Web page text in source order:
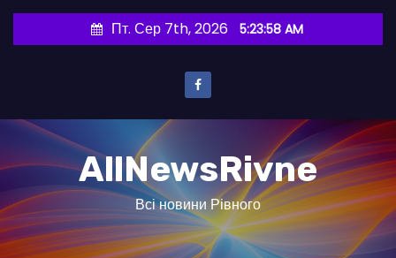
и
о
в
Пт. Сер 7th, 2026 5:23:59 AM
AllNewsRivne
Всі новини Рівного